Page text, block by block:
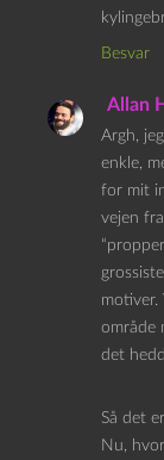
Besvar
Allan
Argh,
enkle,
for mit
vejen
område
det
Så det
Nu,